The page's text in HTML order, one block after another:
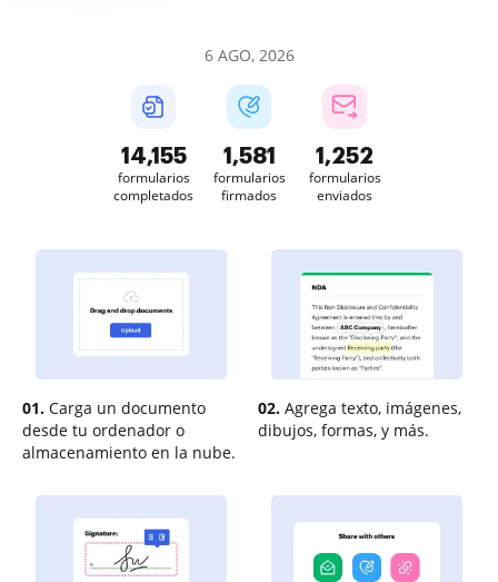
6 AGO, 2026
14,156
formularios
completados
1,581
formularios
firmados
1,252
formularios
enviados
01. Carga un documento
desde tu ordenador o
almacenamiento en la nube.
02. Agrega texto, imágenes,
dibujos, formas, y más.